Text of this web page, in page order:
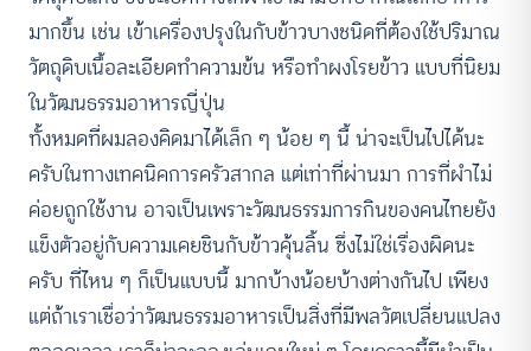
มากขึ้น เช่น เข้าเครื่องปรุงในกับข้าวบางชนิดที่ต้องใช้ปริมาณ
วัตถุดิบเนื้อละเอียดทำความข้น หรือทำผงโรยข้าว แบบที่นิยม
ในวัฒนธรรมอาหารญี่ปุ่น
ทั้งหมดที่ผมลองคิดมาได้เล็ก ๆ น้อย ๆ นี้ น่าจะเป็นไปได้นะ
ครับในทางเทคนิคการครัวสากล แต่เท่าที่ผ่านมา การที่ผำไม่
ค่อยถูกใช้งาน อาจเป็นเพราะวัฒนธรรมการกินของคนไทยยัง
แข็งตัวอยู่กับความเคยชินกับข้าวคุ้นลิ้น ซึ่งไม่ใช่เรื่องผิดนะ
ครับ ที่ไหน ๆ ก็เป็นแบบนี้ มากบ้างน้อยบ้างต่างกันไป เพียง
แต่ถ้าเราเชื่อว่าวัฒนธรรมอาหารเป็นสิ่งที่มีพลวัตเปลี่ยนแปลง